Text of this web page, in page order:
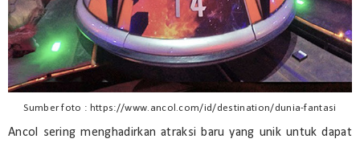
Sumber foto : https://www.ancol.com/id/destination/dunia-fantasi
Ancol sering menghadirkan atraksi baru yang unik untuk dapat